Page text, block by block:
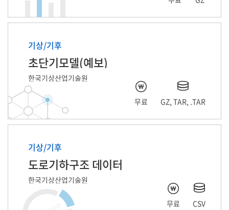
기상/기후
초단기모델(예보)
한국기상산업기술원
무료 GZ, TAR, .TAR
기상/기후
도로기하구조 데이터
한국기상산업기술원
무료 CSV